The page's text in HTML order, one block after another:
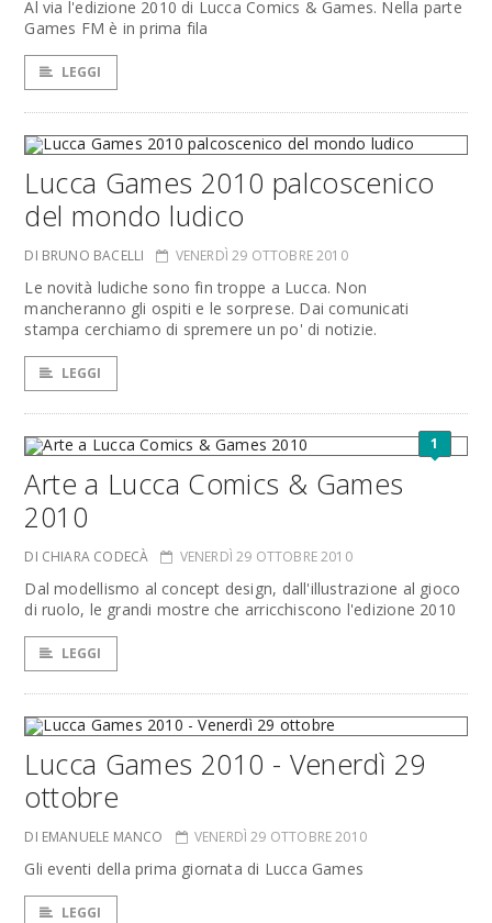
Al via l'edizione 2010 di Lucca Comics & Games. Nella parte
Games FM è in prima fila
LEGGI
Lucca Games 2010 palcoscenico
del mondo ludico
DI BRUNO BACELLI VENERDÌ 29 OTTOBRE 2010
Le novità ludiche sono fin troppe a Lucca. Non
mancheranno gli ospiti e le sorprese. Dai comunicati
stampa cerchiamo di spremere un po' di notizie.
LEGGI
1
Arte a Lucca Comics & Games
2010
DI CHIARA CODECÀ VENERDÌ 29 OTTOBRE 2010
Dal modellismo al concept design, dall'illustrazione al gioco
di ruolo, le grandi mostre che arricchiscono l'edizione 2010
LEGGI
Lucca Games 2010 - Venerdì 29
ottobre
DI EMANUELE MANCO VENERDÌ 29 OTTOBRE 2010
Gli eventi della prima giornata di Lucca Games
LEGGI